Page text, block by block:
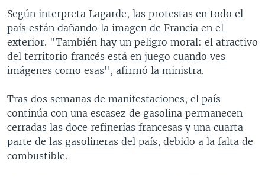
DEPORTIVO INTERNACIONAL
NOTA ECONÓMICA
ENTRETENIMIENTO
Idiomas
Según interpreta Lagarde, las protestas en todo el
país están dañando la imagen de Francia en el
exterior. "También hay un peligro moral: el atractivo
del territorio francés está en juego cuando ves
imágenes como esas", afirmó la ministra.
Tras dos semanas de manifestaciones, el país
continúa con una escasez de gasolina permanecen
cerradas las doce refinerías francesas y una cuarta
parte de las gasolineras del país, debido a la falta de
combustible.